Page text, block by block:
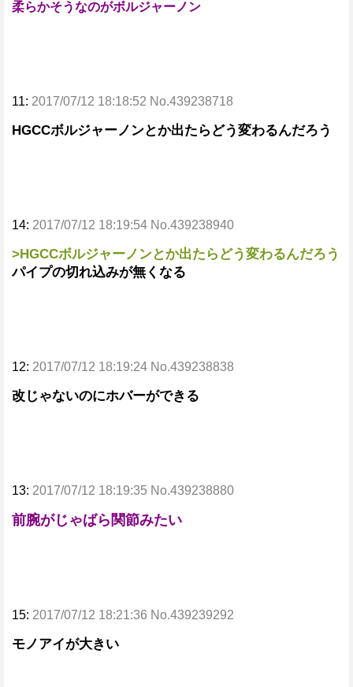
柔らかそうなのがボルジャーノン
11: 2017/07/12 18:18:52 No.439238718
HGCCボルジャーノンとか出たらどう変わるんだろう
14: 2017/07/12 18:19:54 No.439238940
>HGCCボルジャーノンとか出たらどう変わるんだろう
パイプの切れ込みが無くなる
12: 2017/07/12 18:19:24 No.439238838
改じゃないのにホバーができる
13: 2017/07/12 18:19:35 No.439238880
前腕がじゃばら関節みたい
15: 2017/07/12 18:21:36 No.439239292
モノアイが大きい